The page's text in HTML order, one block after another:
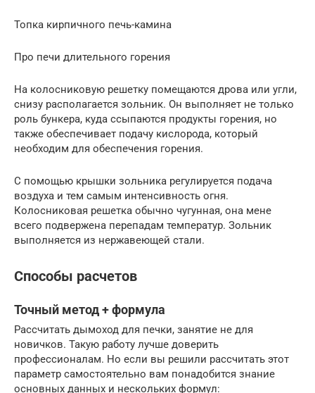
Топка кирпичного печь-камина
Про печи длительного горения
На колосниковую решетку помещаются дрова или угли,
снизу располагается зольник. Он выполняет не только
роль бункера, куда ссыпаются продукты горения, но
также обеспечивает подачу кислорода, который
необходим для обеспечения горения.
С помощью крышки зольника регулируется подача
воздуха и тем самым интенсивность огня.
Колосниковая решетка обычно чугунная, она мене
всего подвержена перепадам температур. Зольник
выполняется из нержавеющей стали.
Способы расчетов
Точный метод + формула
Рассчитать дымоход для печки, занятие не для
новичков. Такую работу лучше доверить
профессионалам. Но если вы решили рассчитать этот
параметр самостоятельно вам понадобится знание
основных данных и нескольких формул: